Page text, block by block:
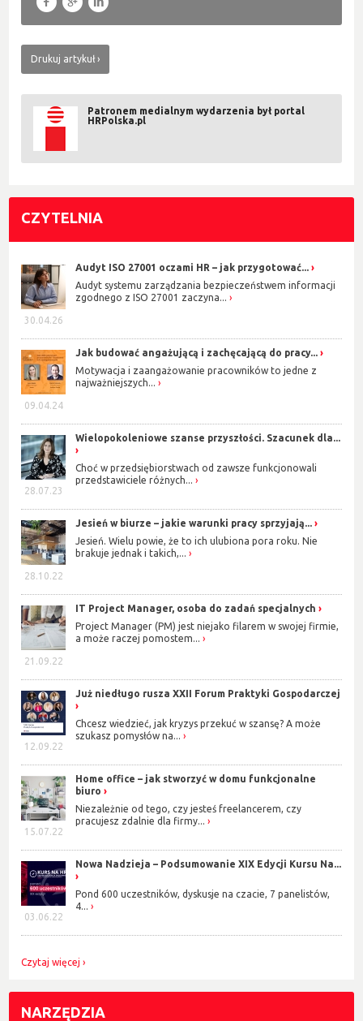
Drukuj artykuł
Patronem medialnym wydarzenia był portal
HRPolska.pl
CZYTELNIA
30.04.26
Audyt ISO 27001 oczami HR – jak przygotować...
Audyt systemu zarządzania bezpieczeństwem informacji
zgodnego z ISO 27001 zaczyna...
09.04.24
Jak budować angażującą i zachęcającą do pracy...
Motywacja i zaangażowanie pracowników to jedne z
najważniejszych...
28.07.23
Wielopokoleniowe szanse przyszłości. Szacunek dla...
Choć w przedsiębiorstwach od zawsze funkcjonowali
przedstawiciele różnych...
28.10.22
Jesień w biurze – jakie warunki pracy sprzyjają...
Jesień. Wielu powie, że to ich ulubiona pora roku. Nie
brakuje jednak i takich,...
21.09.22
IT Project Manager, osoba do zadań specjalnych
Project Manager (PM) jest niejako filarem w swojej firmie,
a może raczej pomostem...
12.09.22
Już niedługo rusza XXII Forum Praktyki Gospodarczej
Chcesz wiedzieć, jak kryzys przekuć w szansę? A może
szukasz pomysłów na...
15.07.22
Home office – jak stworzyć w domu funkcjonalne
biuro
Niezależnie od tego, czy jesteś freelancerem, czy
pracujesz zdalnie dla firmy...
03.06.22
Nowa Nadzieja – Podsumowanie XIX Edycji Kursu Na...
Pond 600 uczestników, dyskusje na czacie, 7 panelistów,
4...
Czytaj więcej
NARZĘDZIA